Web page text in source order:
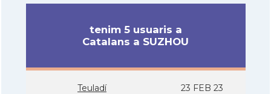
tenim 5 usuaris a
Catalans a SUZHOU
Teuladí­ 23 FEB 23